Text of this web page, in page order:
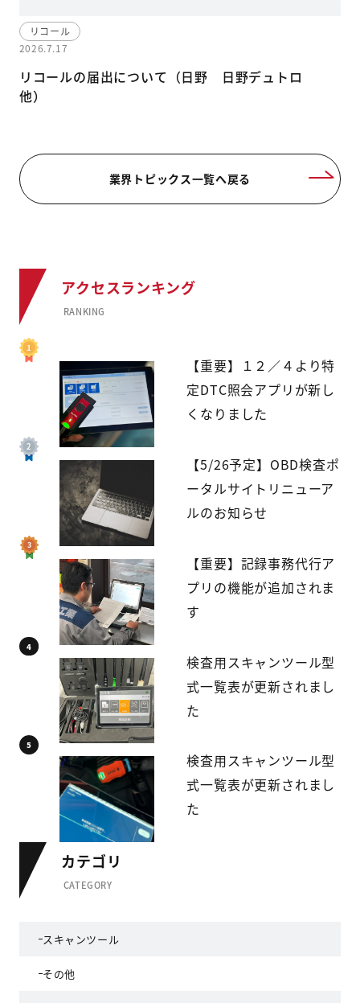
リコール
2026.7.17
リコールの届出について（日野 日野デュトロ
他）
業界トピックス一覧へ戻る
アクセスランキング
RANKING
【重要】１２／４より特
定DTC照会アプリが新し
くなりました
【5/26予定】OBD検査ポ
ータルサイトリニューア
ルのお知らせ
【重要】記録事務代行ア
プリの機能が追加されま
す
検査用スキャンツール型
式一覧表が更新されまし
た
検査用スキャンツール型
式一覧表が更新されまし
た
カテゴリ
CATEGORY
スキャンツール
その他